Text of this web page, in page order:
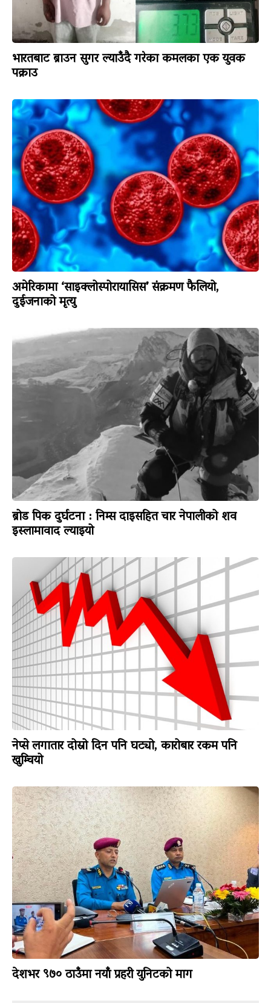
भारतबाट ब्राउन सुगर ल्याउँदै गरेका कमलका एक युवक
पक्राउ
अमेरिकामा ‘साइक्लोस्पोरायासिस’ संक्रमण फैलियो,
दुईजनाको मृत्यु
ब्रोड पिक दुर्घटना : निम्स दाइसहित चार नेपालीको शव
इस्लामावाद ल्याइयो
नेप्से लगातार दोस्रो दिन पनि घट्यो, कारोबार रकम पनि
खुम्चियो
देशभर ९७० ठाउँमा नयाँ प्रहरी युनिटको माग